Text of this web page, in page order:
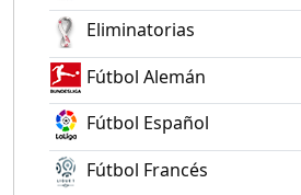
Eliminatorias
Fútbol Alemán
Fútbol Español
Fútbol Francés